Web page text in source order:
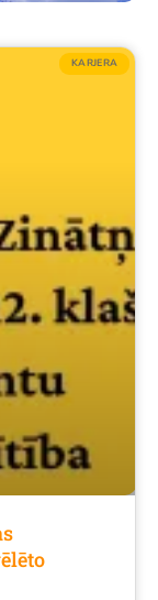
KARJERA